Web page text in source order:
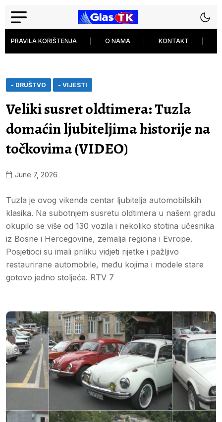
PRAVILA KORIŠTENJA O NAMA KONTAKT
- DRUŠTVO - VIJESTI
Veliki susret oldtimera: Tuzla
domaćin ljubiteljima historije na
točkovima (VIDEO)
June 7, 2026
Tuzla je ovog vikenda centar ljubitelja automobilskih
klasika. Na subotnjem susretu oldtimera u našem gradu
okupilo se više od 130 vozila i nekoliko stotina učesnika
iz Bosne i Hercegovine, zemalja regiona i Evrope.
Posjetioci su imali priliku vidjeti rijetke i pažljivo
restaurirane automobile, među kojima i modele stare
gotovo jedno stoljeće. RTV 7